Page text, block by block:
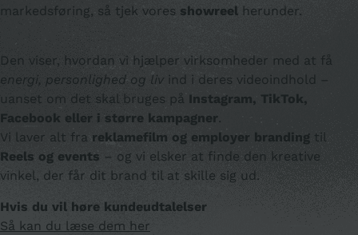
markedsføring, så tjek vores showreel herunder.
Den viser, hvordan vi hjælper virksomheder med at få
energi, personlighed og liv ind i deres videoindhold –
uanset om det skal bruges på Instagram, TikTok,
Facebook eller i større kampagner.
Vi laver alt fra reklamefilm og employer branding til
Reels og events – og vi elsker at finde den kreative
vinkel, der får dit brand til at skille sig ud.
Hvis du vil høre kundeudtalelser
Så kan du læse dem her